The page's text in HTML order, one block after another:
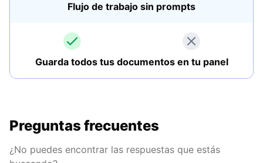
Flujo de trabajo sin prompts
Guarda todos tus documentos en tu panel
Preguntas frecuentes
¿No puedes encontrar las respuestas que estás